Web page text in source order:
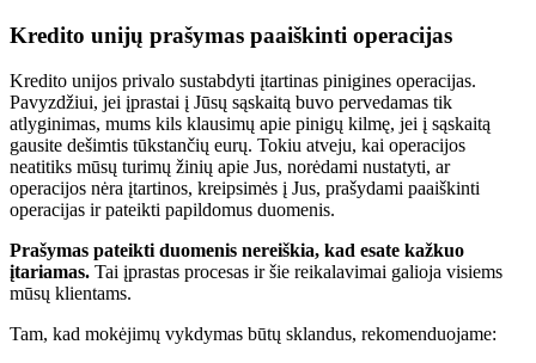
Kredito unijų prašymas paaiškinti operacijas
Kredito unijos privalo sustabdyti įtartinas pinigines operacijas.
Pavyzdžiui, jei įprastai į Jūsų sąskaitą buvo pervedamas tik
atlyginimas, mums kils klausimų apie pinigų kilmę, jei į sąskaitą
gausite dešimtis tūkstančių eurų. Tokiu atveju, kai operacijos
neatitiks mūsų turimų žinių apie Jus, norėdami nustatyti, ar
operacijos nėra įtartinos, kreipsimės į Jus, prašydami paaiškinti
operacijas ir pateikti papildomus duomenis.
Prašymas pateikti duomenis nereiškia, kad esate kažkuo
įtariamas. Tai įprastas procesas ir šie reikalavimai galioja visiems
mūsų klientams.
Tam, kad mokėjimų vykdymas būtų sklandus, rekomenduojame: